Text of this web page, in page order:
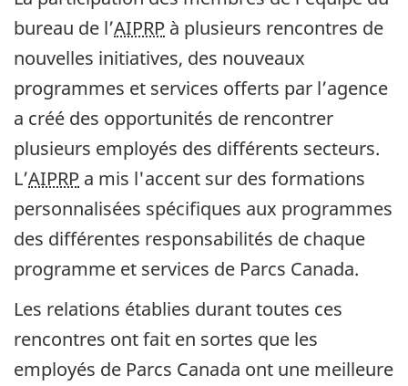
bureau de l’AIPRP à plusieurs rencontres de
nouvelles initiatives, des nouveaux
programmes et services offerts par l’agence
a créé des opportunités de rencontrer
plusieurs employés des différents secteurs.
L’AIPRP a mis l'accent sur des formations
personnalisées spécifiques aux programmes
des différentes responsabilités de chaque
programme et services de Parcs Canada.
Les relations établies durant toutes ces
rencontres ont fait en sortes que les
employés de Parcs Canada ont une meilleure